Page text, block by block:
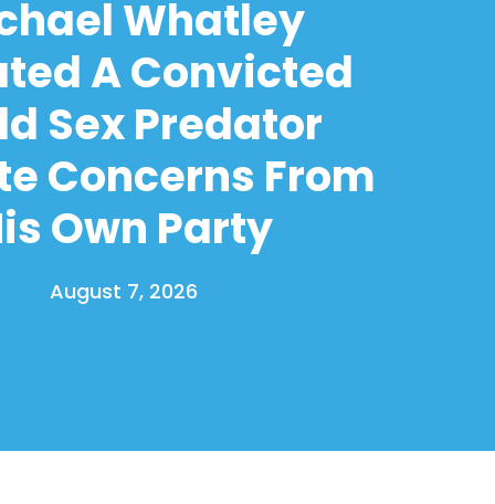
Whatley
A Convicted
Sex Predator
Concerns From
Own Party
August 7, 2026